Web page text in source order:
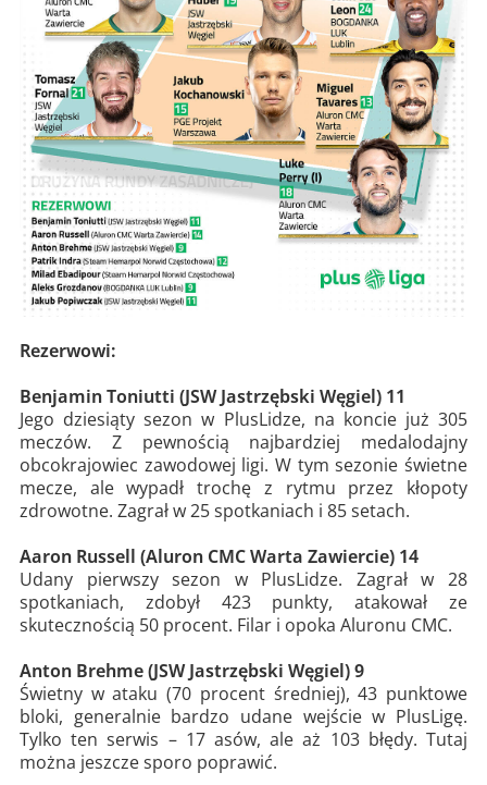
Rezerwowi:
Benjamin Toniutti (JSW Jastrzębski Węgiel) 11
Jego dziesiąty sezon w PlusLidze, na koncie już 305
meczów. Z pewnością najbardziej medalodajny
obcokrajowiec zawodowej ligi. W tym sezonie świetne
mecze, ale wypadł trochę z rytmu przez kłopoty
zdrowotne. Zagrał w 25 spotkaniach i 85 setach.
Aaron Russell (Aluron CMC Warta Zawiercie) 14
Udany pierwszy sezon w PlusLidze. Zagrał w 28
spotkaniach, zdobył 423 punkty, atakował ze
skutecznością 50 procent. Filar i opoka Aluronu CMC.
Anton Brehme (JSW Jastrzębski Węgiel) 9
Świetny w ataku (70 procent średniej), 43 punktowe
bloki, generalnie bardzo udane wejście w PlusLigę.
Tylko ten serwis – 17 asów, ale aż 103 błędy. Tutaj
można jeszcze sporo poprawić.